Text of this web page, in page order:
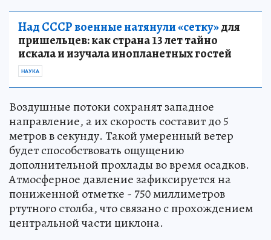
Над СССР военные натянули «сетку»для
пришельцев: как страна 13 лет тайно
искала и изучала инопланетных гостей
НАУКА
Воздушные потоки сохранят западное
направление, а их скорость составит до 5
метров в секунду. Такой умеренный ветер
будет способствовать ощущению
дополнительной прохлады во время осадков.
Атмосферное давление зафиксируется на
пониженной отметке - 750 миллиметров
ртутного столба, что связано с прохождением
центральной части циклона.